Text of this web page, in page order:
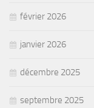
février 2026
janvier 2026
décembre 2025
septembre 2025